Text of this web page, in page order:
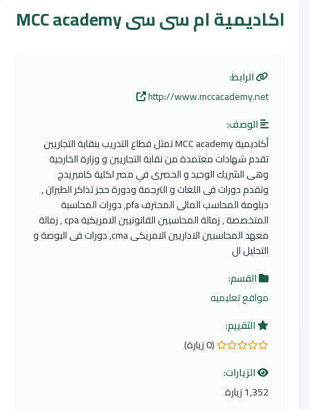
اكاديمية ام سى سى MCC academy
الرابط:
http://www.mccacademy.net
الوصف:
أكاديمية MCC academy تمثل قطاع التدريب بنقابة التجاريين
تقدم شهادات معتمدة من نقابة التجاريين و وزارة الخارجية
وهى الشريك الوحيد و الحصرى في مصر لكلية كامبريدج
وتقدم دورات فى اللغات و الترجمة ودورة حجز تذاكر الطيران ,
دبلومة المحاسب المالى المحترف pfa, دورات المحاسبة
المتخصصة , زمالة المحاسبين القانونيين الامريكية cpa , زمالة
معهد المحاسبين الاداريين الامريكى cma, دورات فى البوصة و
التحليل ال
القسم:
مواقع تعليميه
التقييم:
0.0 من 5 نجوم
(0 زيارة)
الزيارات:
1,352 زيارة